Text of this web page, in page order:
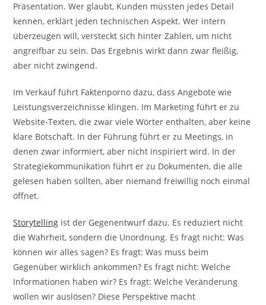
Präsentation. Wer glaubt, Kunden müssten jedes Detail
kennen, erklärt jeden technischen Aspekt. Wer intern
überzeugen will, versteckt sich hinter Zahlen, um nicht
angreifbar zu sein. Das Ergebnis wirkt dann zwar fleißig,
aber nicht zwingend.
Im Verkauf führt Faktenporno dazu, dass Angebote wie
Leistungsverzeichnisse klingen. Im Marketing führt er zu
Website-Texten, die zwar viele Wörter enthalten, aber keine
klare Botschaft. In der Führung führt er zu Meetings, in
denen zwar informiert, aber nicht inspiriert wird. In der
Strategiekommunikation führt er zu Dokumenten, die alle
gelesen haben sollten, aber niemand freiwillig noch einmal
öffnet.
Storytelling ist der Gegenentwurf dazu. Es reduziert nicht
die Wahrheit, sondern die Unordnung. Es fragt nicht: Was
können wir alles sagen? Es fragt: Was muss beim
Gegenüber wirklich ankommen? Es fragt nicht: Welche
Informationen haben wir? Es fragt: Welche Veränderung
wollen wir auslösen? Diese Perspektive macht